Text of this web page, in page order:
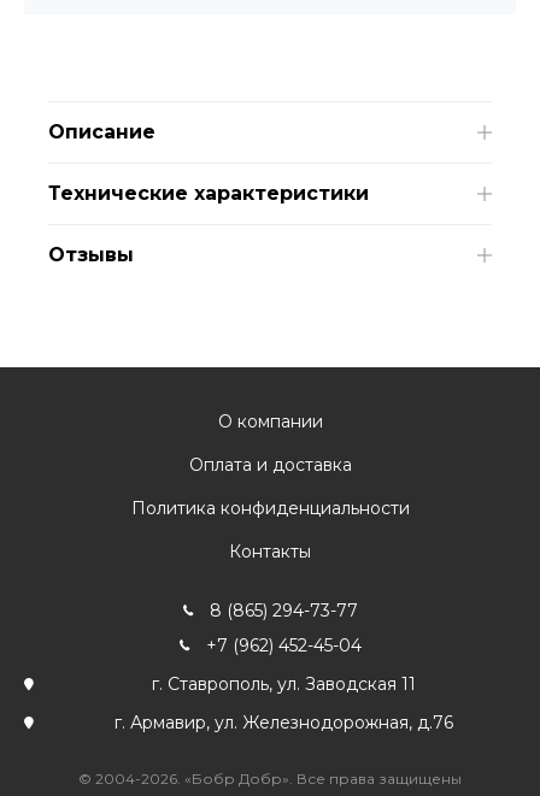
Описание
Технические характеристики
Отзывы
О компании
Оплата и доставка
Политика конфиденциальности
Контакты
8 (865) 294-73-77
+7 (962) 452-45-04
г. Ставрополь, ул. Заводская 11
г. Армавир, ул. Железнодорожная, д.76
© 2004-2026. «Бобр Добр». Все права защищены